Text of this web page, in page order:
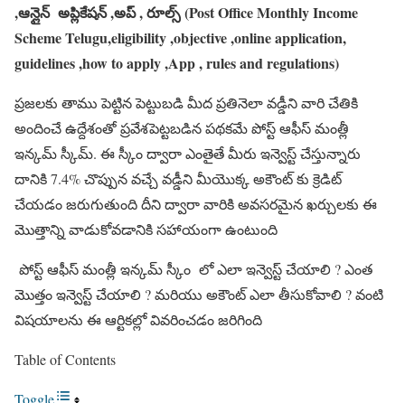
,ఆన్లైన్ అప్లికేషన్ ,అప్ , రూల్స్ (Post Office Monthly Income
Scheme Telugu,eligibility ,objective ,online application,
guidelines ,how to apply ,App , rules and regulations)
ప్రజలకు తాము పెట్టిన పెట్టుబడి మీద ప్రతినెలా వడ్డీని వారి చేతికి
అందించే ఉద్దేశంతో ప్రవేశపెట్టబడిన పథకమే పోస్ట్ ఆఫీస్ మంత్లీ
ఇన్కమ్ స్కీమ్. ఈ స్కీం ద్వారా ఎంతైతే మీరు ఇన్వెస్ట్ చేస్తున్నారు
దానికి 7.4% చొప్పున వచ్చే వడ్డీని మీయొక్క అకౌంట్ కు క్రెడిట్
చేయడం జరుగుతుంది దీని ద్వారా వారికి అవసరమైన ఖర్చులకు ఈ
మొత్తాన్ని వాడుకోవడానికి సహాయంగా ఉంటుంది
పోస్ట్ ఆఫీస్ మంత్లీ ఇన్కమ్ స్కీం లో ఎలా ఇన్వెస్ట్ చేయాలి ? ఎంత
మొత్తం ఇన్వెస్ట్ చేయాలి ? మరియు అకౌంట్ ఎలా తీసుకోవాలి ? వంటి
విషయాలను ఈ ఆర్టికల్లో వివరించడం జరిగింది
Table of Contents
Toggle